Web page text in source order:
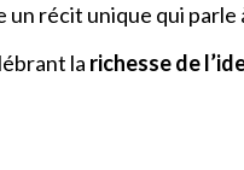
un récit unique qui parle
la richesse de